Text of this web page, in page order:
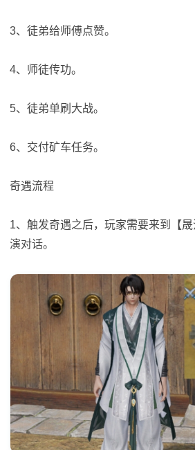
3、徒弟给师傅点赞。
4、师徒传功。
5、徒弟单刷大战。
6、交付矿车任务。
奇遇流程
1、触发奇遇之后，玩家需要来到【
演对话。